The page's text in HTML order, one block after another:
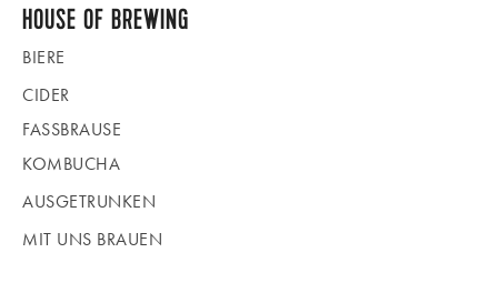
HOUSE OF BREWING
BIERE
CIDER
FASSBRAUSE
KOMBUCHA
AUSGETRUNKEN
MIT UNS BRAUEN